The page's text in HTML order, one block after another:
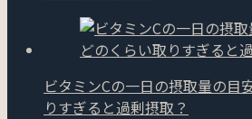
ビタミンCの一日の摂取量の目
りすぎると過剰摂取？